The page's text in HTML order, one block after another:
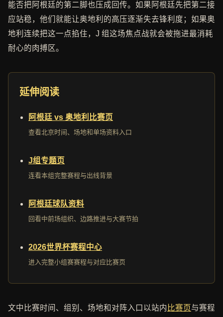
能否把阿根廷的第二脚也压成回传。如果阿根廷先把第二接
应站稳，他们就能让奥地利的高压逐渐失去锋利度；如果奥
地利连续把这一点掐住，J 组这场焦点战就会被拖进最消耗
耐心的肉搏区。
延伸阅读
阿根廷 vs 奥地利比赛页
查看北京时间、场地和单场资料入口
J组专题页
连看本组完整赛程与出线背景
阿根廷球队资料
回看中前场组织、边路推进与大赛节拍
2026世界杯赛程中心
进入完整小组赛赛程与对应比赛页
文中比赛时间、组别、场地和对阵入口以站内 比赛页与赛程